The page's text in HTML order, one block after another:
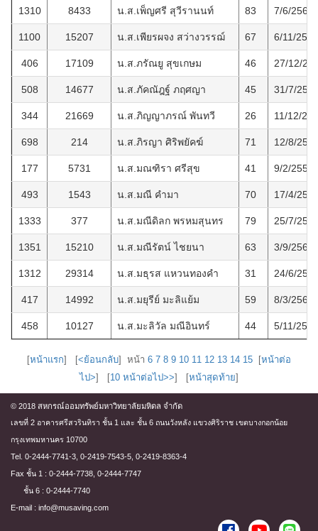
1310 8433 น.ส.เพ็ญศรี สุวีรานนท์ 83 7/6/2568
1100 15207 น.ส.เพียรผจง สว่างวรรฌ์ 67 6/11/2566
406 17109 น.ส.ภรัณยู สุขเกษม 46 27/12/
508 14677 น.ส.ภัคณัฎฐ์ ภฤศญา 45 31/7/
344 21669 น.ส.ภิญญาภรณ์ พันทวี 26 11/12/
698 214 น.ส.ภิรญา ศิริพยัคฆ์ 71 12/8/
177 5731 น.ส.มณฑิรา ศรีสุข 41 9/2/2555
493 1543 น.ส.มณี คำมา 70 17/4/
1333 377 น.ส.มณีดิลก พรหมสุนทร 79 25/7/
1351 15210 น.ส.มณีรัตน์ ไชยนา 63 3/9/2568
1312 29314 น.ส.มธุรส แหวนทองคำ 31 24/6/
417 14992 น.ส.มยุรีย์ มะลิแย้ม 59 8/3/2560
458 10127 น.ส.มะลิวัล มณีอินทร์ 44 5/11/2560
[หน้าแรก] [<ย้อนกลับ] หน้า 6 7 8 9 10 11 12 13 14 15 [หน้าต่อ
ไป>] [10 หน้าต่อไป>>] [หน้าสุดท้าย]
© 2018 สหกรณ์ออมทรัพย์มหาวิทยาลัยมหิดล จำกัด
เลขที่ 2 อาคารศรีสวรินทิรา ชั้น 1 และ ชั้น 6 ถนนวังหลัง แขวงศิริราช เขตบางกอกน้อย
กรุงเทพมหานคร 10700
Tel. 0-2444-7741-3, 0-2419-7543-5, 0-2419-8363-4
Fax ชั้น 1 : 0-2444-7738, 0-2444-7747
ชั้น 6 : 0-2444-7740
E-mail : info@musaving.com